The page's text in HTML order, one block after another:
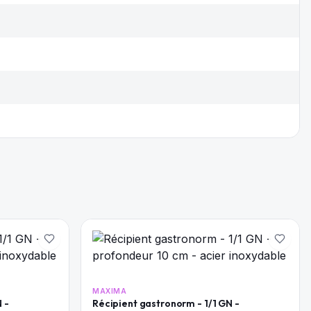
-
MAXIMA
Récipient gastronorm - 1/1 GN -